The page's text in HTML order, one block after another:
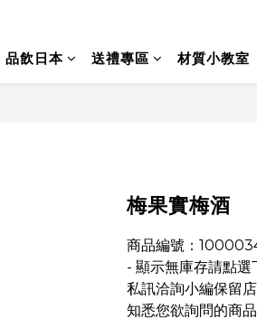
品飲日本 送禮專區 材質小教室
梅果實梅酒
商品編號：
- 顯示無庫存請點
私訊洽詢小編保留
知悉您欲詢問的商